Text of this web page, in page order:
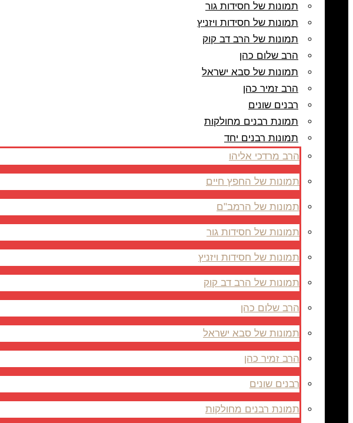
תמונות של חסידות גור
תמונות של חסידות ויזניץ
תמונות של הרב דב קוק
הרב שלום כהן
תמונות של סבא ישראל
הרב זמיר כהן
רבנים שונים
תמונת רבנים מחולקות
תמונות רבנים יחד
הרב מרדכי אליהו
תמונות של החפץ חיים
תמונות של הרמב"ם
תמונות של חסידות גור
תמונות של חסידות ויזניץ
תמונות של הרב דב קוק
הרב שלום כהן
תמונות של סבא ישראל
הרב זמיר כהן
רבנים שונים
תמונת רבנים מחולקות